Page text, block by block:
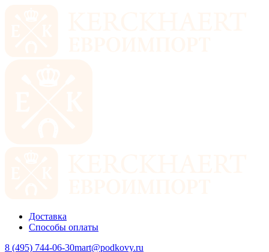
Доставка
Способы оплаты
8 (495) 744-06-30mart@podkovy.ru